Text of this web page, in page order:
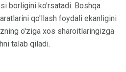
borligini ko'rsatadi. Boshqa
qo'llash foydali ekanligini
o'ziga xos sharoitlaringizga
talab qiladi.